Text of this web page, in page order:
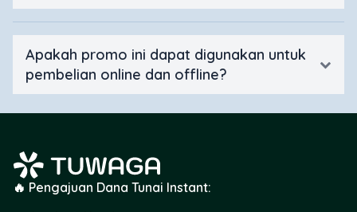
Apakah promo ini dapat digunakan untuk
pembelian online dan offline?
🔥 Pengajuan Dana Tunai Instant: